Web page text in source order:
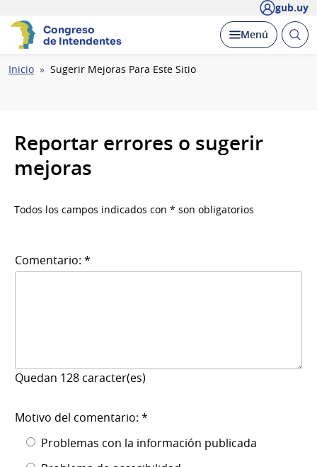
gub.uy
Congreso
de Intendentes
Desplegar
Menú Abrir
Ruta
Inicio Sugerir Mejoras Para Este Sitio
Reportar errores o sugerir
mejoras
Todos los campos indicados con * son obligatorios
Comentario: *
Quedan 128 caracter(es)
Motivo del comentario: *
Problemas con la información publicada